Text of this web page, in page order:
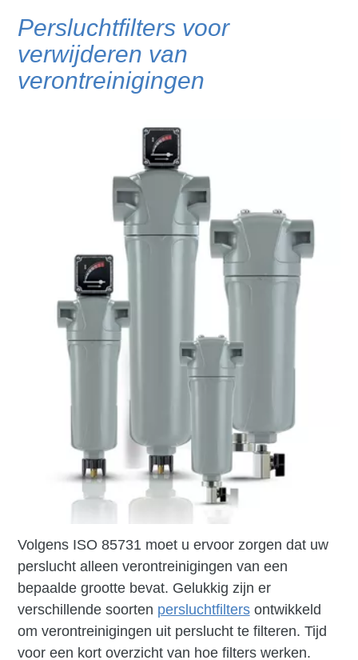
Persluchtfilters voor
verwijderen van
verontreinigingen
Volgens ISO 85731 moet u ervoor zorgen dat uw
perslucht alleen verontreinigingen van een
bepaalde grootte bevat. Gelukkig zijn er
verschillende soorten persluchtfiltersontwikkeld
om verontreinigingen uit perslucht te filteren. Tijd
voor een kort overzicht van hoe filters werken.